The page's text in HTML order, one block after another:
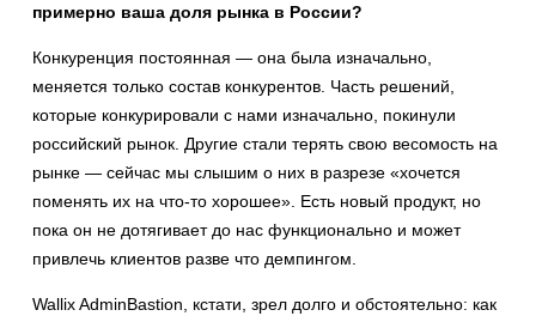
примерно ваша доля рынка в России?
Конкуренция постоянная — она была изначально,
меняется только состав конкурентов. Часть решений,
которые конкурировали с нами изначально, покинули
российский рынок. Другие стали терять свою весомость на
рынке — сейчас мы слышим о них в разрезе «хочется
поменять их на что-то хорошее». Есть новый продукт, но
пока он не дотягивает до нас функционально и может
привлечь клиентов разве что демпингом.
Wallix AdminBastion, кстати, зрел долго и обстоятельно: как